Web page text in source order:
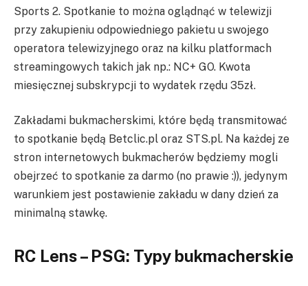
Sports 2. Spotkanie to można oglądnąć w telewizji
przy zakupieniu odpowiedniego pakietu u swojego
operatora telewizyjnego oraz na kilku platformach
streamingowych takich jak np.: NC+ GO. Kwota
miesięcznej subskrypcji to wydatek rzędu 35zł.
Zakładami bukmacherskimi, które będą transmitować
to spotkanie będą Betclic.pl oraz STS.pl. Na każdej ze
stron internetowych bukmacherów będziemy mogli
obejrzeć to spotkanie za darmo (no prawie :)), jedynym
warunkiem jest postawienie zakładu w dany dzień za
minimalną stawkę.
RC Lens – PSG: Typy bukmacherskie